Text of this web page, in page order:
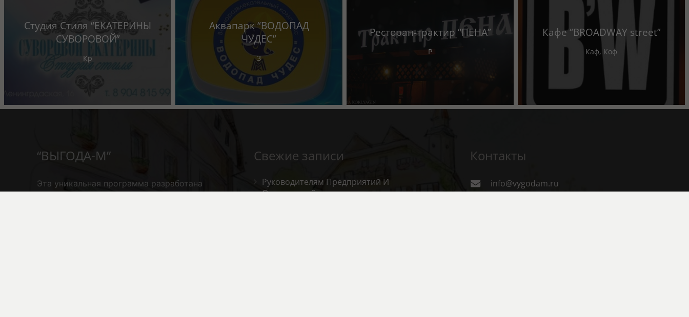
Студия Стиля “ЕКАТЕРИНЫ
СУВОРОВОЙ”
Кр
Аквапарк “ВОДОПАД
ЧУДЕС”
З
Ресторан-трактир “ПЕНА”
Р
Кафе “BROADWAY street”
Каф, Коф
“ВЫГОДА-М”
Эта уникальная программа разработана
Свежие записи
Руководителям Предприятий И
Организаций
Контакты
info@vygodam.ru